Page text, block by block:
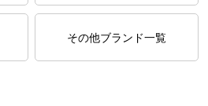
その他ブランド一覧